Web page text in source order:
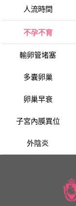
人流時間
不孕不育
輸卵管堵塞
多囊卵巢
卵巢早衰
子宮內膜異位
外陰炎